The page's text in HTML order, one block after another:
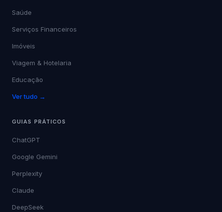
Saúde
Serviços Financeiros
Imóveis
Viagem & Hotelaria
Educação
Ver tudo →
GUIAS PRÁTICOS
ChatGPT
Google Gemini
Perplexity
Claude
DeepSeek